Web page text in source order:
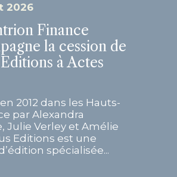
2026
Finance
la cession de
à Actes
2012 dans les Hauts-
par Alexandra
Julie Verley et Amélie
Editions est une
spécialisée...